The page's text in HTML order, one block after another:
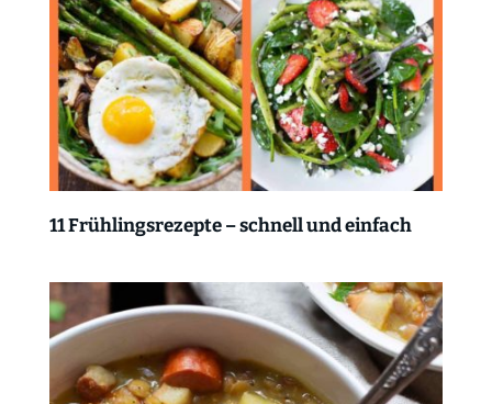
11 Frühlingsrezepte – schnell und einfach